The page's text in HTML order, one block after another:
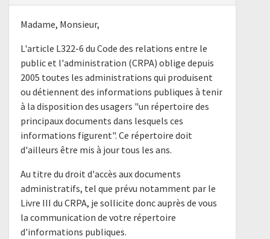
Madame, Monsieur,
L'article L322-6 du Code des relations entre le
public et l'administration (CRPA) oblige depuis
2005 toutes les administrations qui produisent
ou détiennent des informations publiques à tenir
à la disposition des usagers "un répertoire des
principaux documents dans lesquels ces
informations figurent". Ce répertoire doit
d'ailleurs être mis à jour tous les ans.
Au titre du droit d'accès aux documents
administratifs, tel que prévu notamment par le
Livre III du CRPA, je sollicite donc auprès de vous
la communication de votre répertoire
d'informations publiques.